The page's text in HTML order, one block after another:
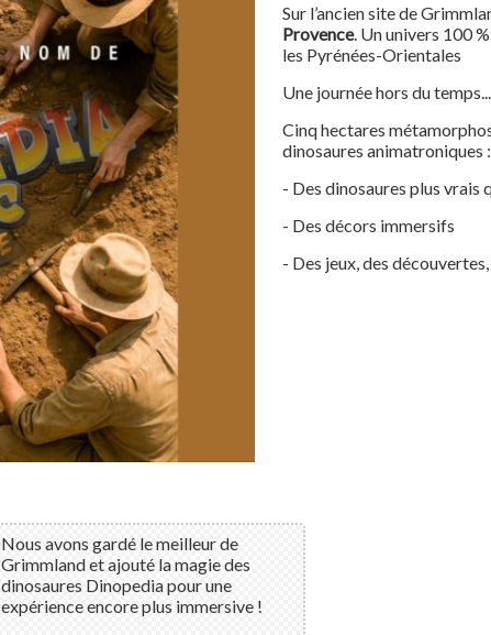
Sur l’ancien site de
Provence. Un univers 100
les Pyrénées-Orientales
Une journée hors du temps...
Cinq hectares
dinosaures animatroniques :
- Des dinosaures plus vrais
- Des décors immersifs
- Des jeux, des
Nous avons gardé le meilleur de
Grimmland et ajouté la magie des
dinosaures Dinopedia pour une
expérience encore plus immersive !